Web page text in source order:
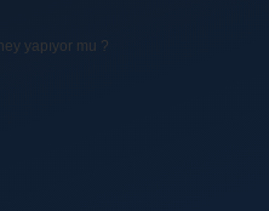
yapıyor mu ?